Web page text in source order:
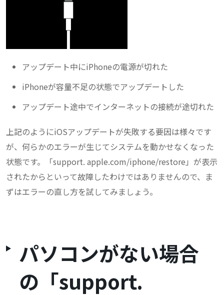
アップデート中にiPhoneの電源が切れた
iPhoneが容量不足の状態でアップデートした
アップデート途中でインターネットの接続が途切れた
上記のようにiOSアップデートが失敗する要因は様々です
が、何らかのエラーが生じてシステムを動かせなくなった
状態です。「support. apple.com/iphone/restore」が表示
されたからといって故障したわけではありませんので、ま
ずはエラーの直し方を試してみましょう。
パソコンがない場合
の「support.